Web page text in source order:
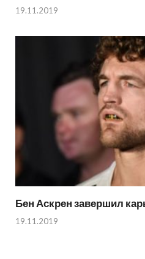
19.11.2019
Бен Аскрен завершил
19.11.2019